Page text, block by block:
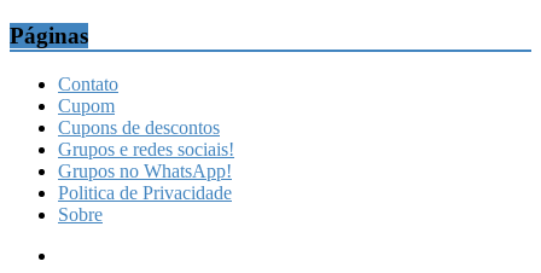
Páginas
Contato
Cupom
Cupons de descontos
Grupos e redes sociais!
Grupos no WhatsApp!
Politica de Privacidade
Sobre